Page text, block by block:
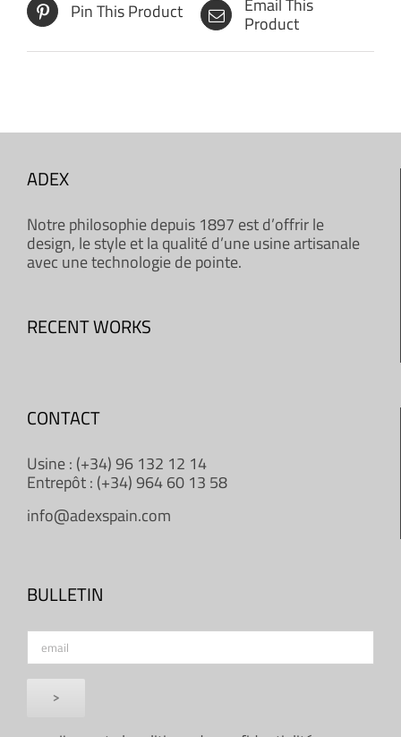
Pin This Product Email This
Product
ADEX
Notre philosophie depuis 1897 est d’offrir le
design, le style et la qualité d’une usine artisanale
avec une technologie de pointe.
RECENT WORKS
CONTACT
Usine : (+34) 96 132 12 14
Entrepôt : (+34) 964 60 13 58
info@adexspain.com
BULLETIN